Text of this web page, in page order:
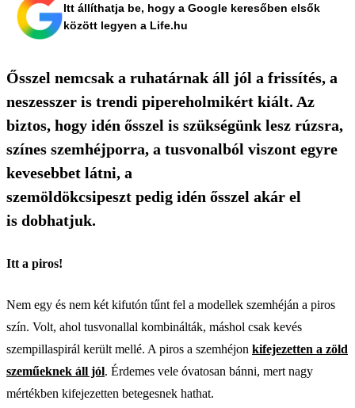
Itt állíthatja be, hogy a Google keresőben elsők
között legyen a Life.hu
Ősszel nemcsak a ruhatárnak áll jól a frissítés, a
neszesszer is trendi pipereholmikért kiált. Az
biztos, hogy idén ősszel is szükségünk lesz rúzsra,
színes szemhéjporra, a tusvonalból viszont egyre
kevesebbet látni, a
szemöldökcsipeszt pedig idén ősszel akár el
is dobhatjuk.
Itt a piros!
Nem egy és nem két kifutón tűnt fel a modellek szemhéján a piros
szín. Volt, ahol tusvonallal kombinálták, máshol csak kevés
szempillaspirál került mellé. A piros a szemhéjon kifejezetten a zöld
szeműeknek áll jól. Érdemes vele óvatosan bánni, mert nagy
mértékben kifejezetten betegesnek hathat.